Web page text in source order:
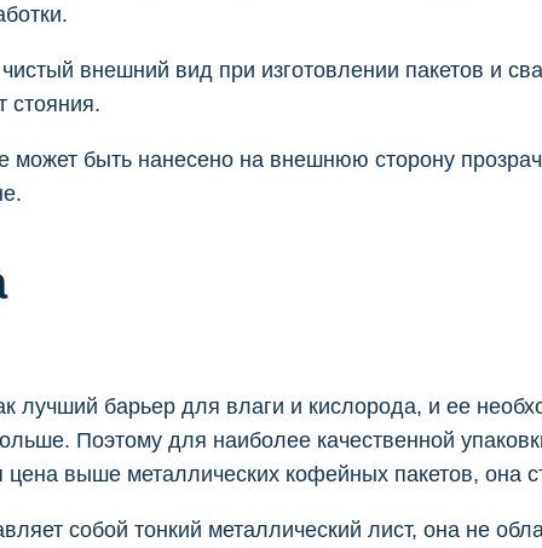
внешний вид при изготовлении пакетов и
может быть нанесено на внешнюю сторону
лучший барьер для влаги и кислорода, и ее
Поэтому для наиболее качественной
выше металлических кофейных пакетов, она
собой тонкий металлический лист, она не